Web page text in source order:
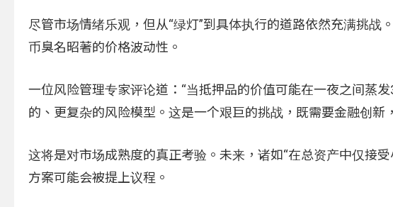
尽管市场情绪乐观，但从“绿灯”到具体执行的道路依然充满挑
币臭名昭著的价格波动性。
一位风险管理专家评论道：“当抵押品的价值可能在一夜之间蒸
的、更复杂的风险模型。这是一个艰巨的挑战，既需要金融创新
这将是对市场成熟度的真正考验。未来，诸如“在总资产中仅接
方案可能会被提上议程。